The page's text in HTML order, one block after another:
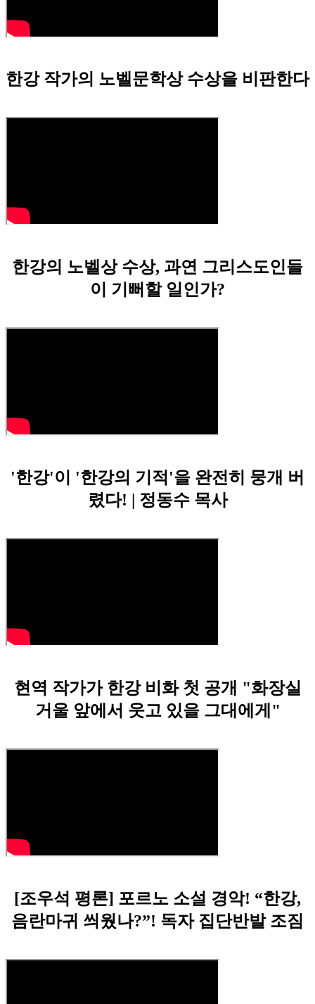
한강 작가의 노벨문학상 수상을 비판한다
한강의 노벨상 수상, 과연 그리스도인들
이 기뻐할 일인가?
'한강'이 '한강의 기적'을 완전히 뭉개 버
렸다! | 정동수 목사
현역 작가가 한강 비화 첫 공개 "화장실
거울 앞에서 웃고 있을 그대에게"
[조우석 평론] 포르노 소설 경악! “한강,
음란마귀 씌웠나?”! 독자 집단반발 조짐